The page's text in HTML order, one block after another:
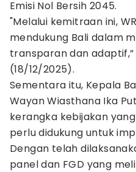
Emisi Nol Bersih 2045.
"Melalui kemitraan ini,
mendukung Bali dalam
transparan dan
(18/12/2025).
Sementara itu, Kepala
Wayan Wiasthana Ika
kerangka kebijakan
perlu didukung untuk
Dengan telah
panel dan FGD yang